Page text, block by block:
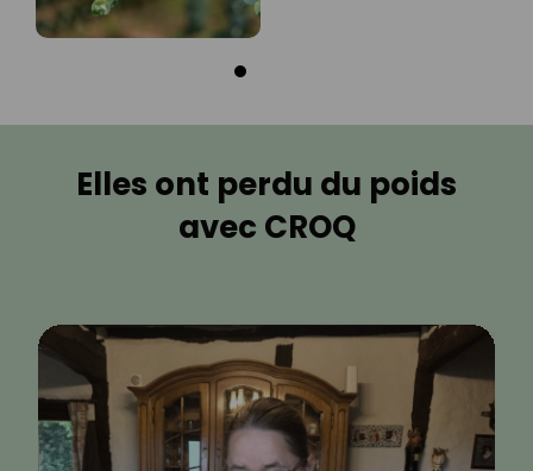
Elles ont perdu du poids
avec CROQ